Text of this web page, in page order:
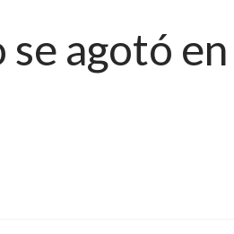
agotó en